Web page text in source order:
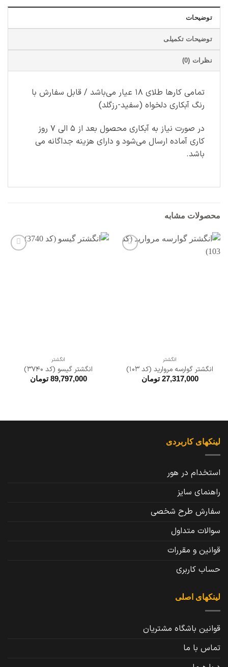
توضیحات
توضیحات تکمیلی
نظرات (0)
تمامی کارها طلای ۱۸ عیار می‌باشد / قابل سفارش با
رنگ آبکاری دلخواه (سفید-رزگلد)
در صورت نیاز به آبکاری محصول بعد از ۵ الی ۷ روز
کاری آماده ارسال می‌شود و دارای هزینه جداگانه می
باشد.
محصولات مشابه
انگشتر
انگشتر گوارسه مروارید (کد 103)
27,317,000 تومان
انگشتر
انگشتر گیسو (کد 3740)
89,797,000 تومان
لینکهای کاربردی
استخدام در هور
راهنمای سایز
سفارش طرح شخصی
سوالات متداول
قوانین و مقررات
حساب کاربری
لینکهای اصلی
قوانین باشگاه مشتریان
تماس با ما